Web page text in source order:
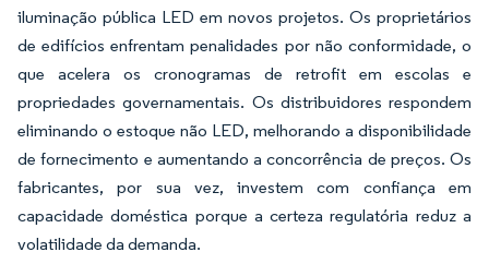
iluminação pública LED em novos projetos. Os proprietários
de edifícios enfrentam penalidades por não conformidade, o
que acelera os cronogramas de retrofit em escolas e
propriedades governamentais. Os distribuidores respondem
eliminando o estoque não LED, melhorando a disponibilidade
de fornecimento e aumentando a concorrência de preços. Os
fabricantes, por sua vez, investem com confiança em
capacidade doméstica porque a certeza regulatória reduz a
volatilidade da demanda.